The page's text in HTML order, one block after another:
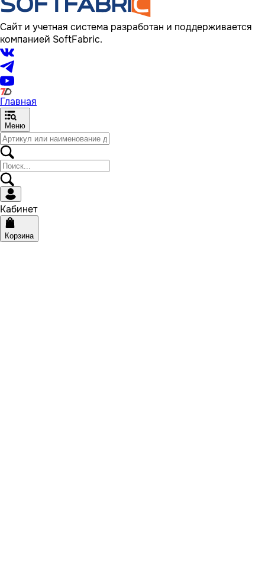
Сайт и учетная система разработан и поддерживается
компанией SoftFabric.
Главная
Меню
Кабинет
Корзина